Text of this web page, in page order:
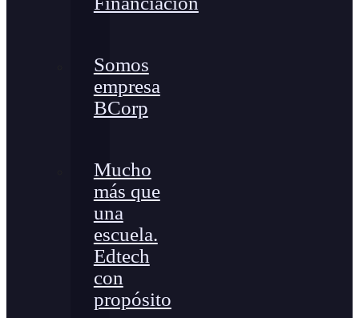
Somos
empresa
BCorp
Mucho
más que
una
escuela.
Edtech
con
propósito